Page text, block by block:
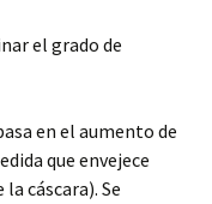
el grado de
en el aumento de
que envejece
cáscara). Se